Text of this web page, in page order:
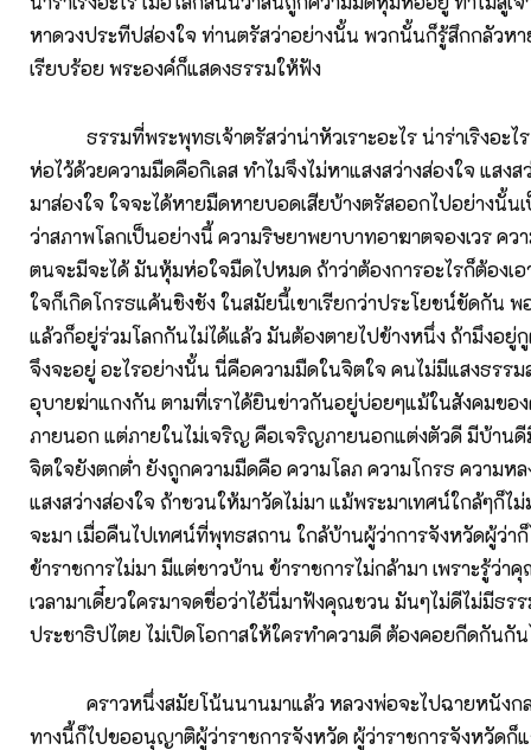
หาดวงประทีปส่องใจ ท่านตรัสว่าอย่างนั้น พวกนั้นก็รู้สึกกลัวหา
เรียบร้อย พระองค์ก็แสดงธรรมให้ฟัง
ธรรมที่พระพุทธเจ้าตรัสว่าน่าหัวเราะอะไร น่าร่าเริงอะไ
ห่อไว้ด้วยความมืดคือกิเลส ทำไมจึงไม่หาแสงสว่างส่องใจ แสงส
มาส่องใจ ใจจะได้หายมืดหายบอดเสียบ้างตรัสออกไปอย่างนั้น
ว่าสภาพโลกเป็นอย่างนี้ ความริษยาพยาบาทอาฆาตจองเวร คว
ตนจะมีจะได้ มันหุ้มห่อใจมืดไปหมด ถ้าว่าต้องการอะไรก็ต้องเอ
ใจก็เกิดโกรธแค้นชิงชัง ในสมัยนี้เขาเรียกว่าประโยชน์ขัดกัน
แล้วก็อยู่ร่วมโลกกันไม่ได้แล้ว มันต้องตายไปข้างหนึ่ง ถ้ามึงอยู่
จึงจะอยู่ อะไรอย่างนั้น นี่คือความมืดในจิตใจ คนไม่มีแสงธรรม
อุบายฆ่าแกงกัน ตามที่เราได้ยินข่าวกันอยู่บ่อยๆแม้ในสังคมขอ
ภายนอก แต่ภายในไม่เจริญ คือเจริญภายนอกแต่งตัวดี มีบ้าน
จิตใจยังตกต่ำ ยังถูกความมืดคือ ความโลภ ความโกรธ ความหล
แสงสว่างส่องใจ ถ้าชวนให้มาวัดไม่มา แม้พระมาเทศน์ใกล้ๆก็ไ
จะมา เมื่อคืนไปเทศน์ที่พุทธสถาน ใกล้บ้านผู้ว่าการจังหวัดผู้ว่าก็
ข้าราชการไม่มา มีแต่ชาวบ้าน ข้าราชการไม่กล้ามา เพราะรู้ว่า
เวลามาเดี๋ยวใครมาจดชื่อว่าไอ้นี่มาฟังคุณชวน มันๆไม่ดีไม่มีธรร
ประชาธิปไตย ไม่เปิดโอกาสให้ใครทำความดี ต้องคอยกีดกันกัน
คราวหนึ่งสมัยโน้นนานมาแล้ว หลวงพ่อจะไปฉายหนังกล
ทางนี้ก็ไปขออนุญาติผู้ว่าราชการจังหวัด ผู้ว่าราชการจังหวัดก็